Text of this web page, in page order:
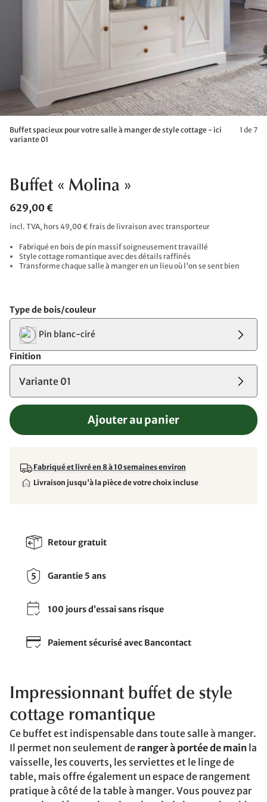
Buffet spacieux pour votre salle à manger de style cottage - ici
variante 01
1 de 7
Buffet « Molina »
629,00 €
incl. TVA, hors 49,00 € frais de livraison avec transporteur
Fabriqué en bois de pin massif soigneusement travaillé
Style cottage romantique avec des détails raffinés
Transforme chaque salle à manger en un lieu où l'on se sent bien
Type de bois/couleur
Pin blanc-ciré
Finition
Variante 01
Ajouter au panier
Fabriqué et livré en 8 à 10 semaines environ
Livraison jusqu'à la pièce de votre choix incluse
Retour gratuit
Garantie 5 ans
100 jours d’essai sans risque
Paiement sécurisé avec Bancontact
Impressionnant buffet de style
cottage romantique
Ce buffet est indispensable dans toute salle à manger.
Il permet non seulement de ranger à portée de main la
vaisselle, les couverts, les serviettes et le linge de
table, mais offre également un espace de rangement
pratique à côté de la table à manger. Vous pouvez par